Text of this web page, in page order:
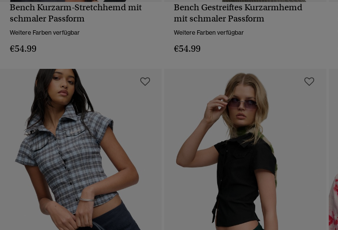
SCHNELLANSICHT
Bench Kurzarm-Stretchhemd mit
schmaler Passform
Weitere Farben verfügbar
€54.99
SCHNELLANSICHT
Bench Gestreiftes Kurzarmhemd
mit schmaler Passform
Weitere Farben verfügbar
€54.99